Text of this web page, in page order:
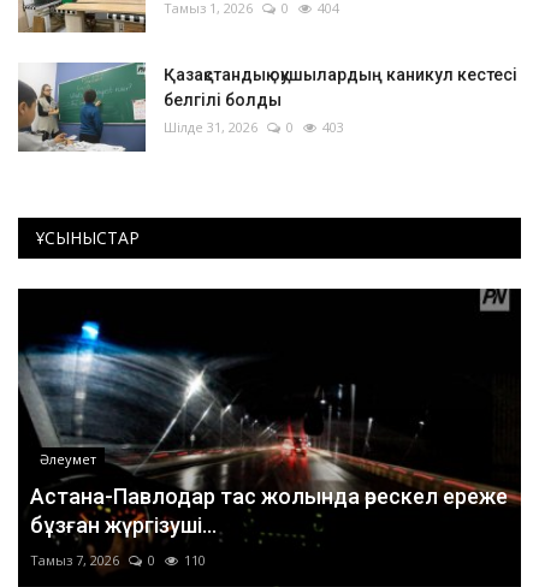
Тамыз 1, 2026 0 404
Қазақстандық оқушылардың каникул кестесі
белгілі болды
Шілде 31, 2026 0 403
ҰСЫНЫСТАР
Әлеумет
Астана-Павлодар тас жолында өрескел ереже
бұзған жүргізуші...
Тамыз 7, 2026 0 110